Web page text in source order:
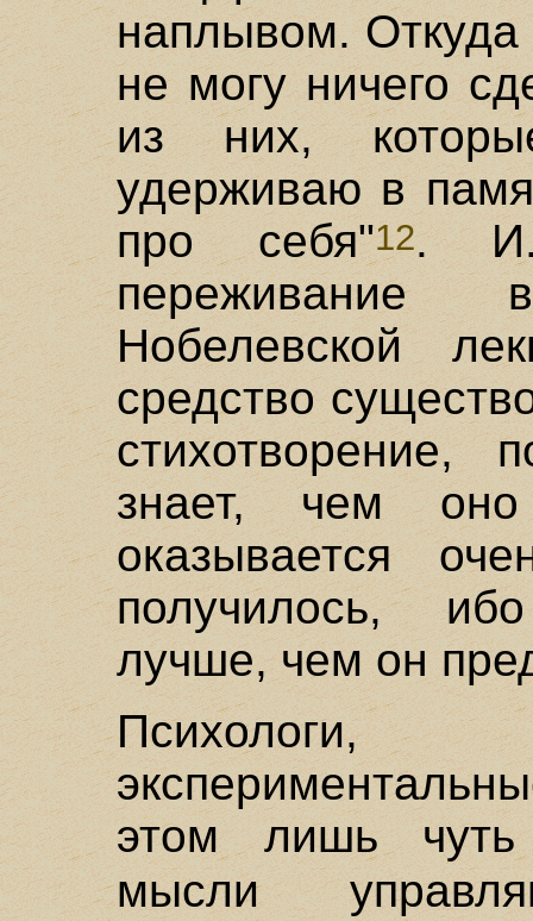
наплывом. Откуда
не могу ничего
из них,
удерживаю в
про себя"12. И.
Нобелевской
средство
стихотворение,
знает, чем
оказывается
получилось,
лучше, чем он
этом лишь чуть
мысли